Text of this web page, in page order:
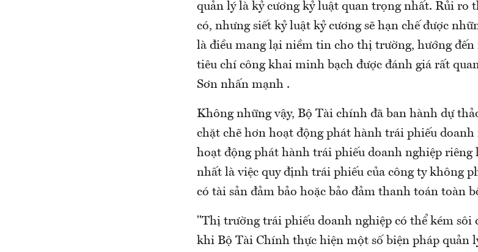
quản lý là kỷ cương kỷ luật quan trọng nhất. Rủi ro
có, nhưng siết kỷ luật kỷ cương sẽ hạn chế được
là điều mang lại niềm tin cho thị trường, hướng
tiêu chí công khai minh bạch được đánh giá rất
Sơn nhấn mạnh .
Không những vậy, Bộ Tài chính đã ban hành dự
chặt chẽ hơn hoạt động phát hành trái phiếu
hoạt động phát hành trái phiếu doanh nghiệp riêng
nhất là việc quy định trái phiếu của công ty không
có tài sản đảm bảo hoặc bảo đảm thanh toán toàn
"Thị trường trái phiếu doanh nghiệp có thể kém sôi
khi Bộ Tài Chính thực hiện một số biện pháp quản